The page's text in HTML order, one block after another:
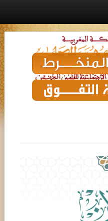
الرئيسية
المؤسســة
القيم الديني